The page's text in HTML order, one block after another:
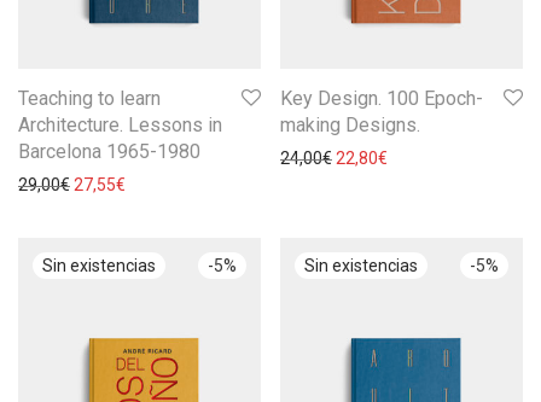
Teaching to learn
Architecture. Lessons in
Barcelona 1965-1980
29,00€27,55€
Key Design. 100 Epoch-
making Designs.
24,00€22,80€
-5% -5%